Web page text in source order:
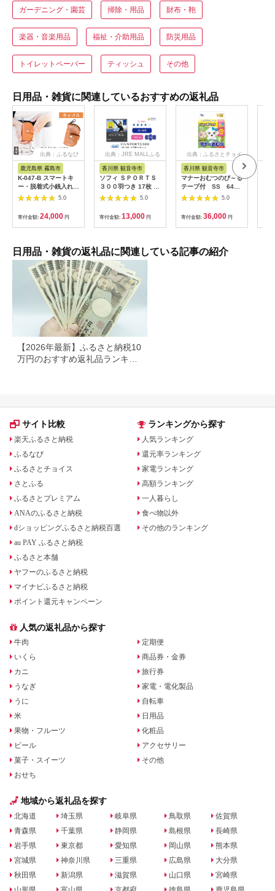
ガーデニング・園芸 掃除・用品 財布・鞄
楽器・音楽用品 福祉・介助用品 防災用品
トイレットペーパー ティッシュ その他
日用品・雑貨に関連しているおすすめの返礼品
出典：ふるなび
鹿児島県 霧島市
K-047-B スマートキ
ー・脱着式小銭入れ付
きキーケース＜キャメ
ル＞【m's】霧島市 革
革製品 牛革 本革 ヌメ
革 キーケース コイン
ケース 小銭入れ ハン
5.0
寄付金額: 24,000 円
出典：JRE MALLふる
さと納税
香川県 観音寺市
ソフィ ＳＰＯＲＴＳ
３００羽つき 17枚 ×8
日用品 生理用品 ナプ
キン ずれに強い スポ
ーツ用 ユニチャーム
5.0
寄付金額: 13,000 円
出典：ふるさとチョイ
香川県 観音寺市
マナーおむつのび～る
テープ付 SS 64枚
× 6袋
5.0
寄付金額: 36,000 円
日用品・雑貨の返礼品に関連している記事の紹介
【2026年最新】ふるさと納税10
万円のおすすめ返礼品ランキン
サイト比較
楽天ふるさと納税
ふるなび
ふるさとチョイス
さとふる
ふるさとプレミアム
ANAのふるさと納税
dショッピングふるさと納税百選
au PAY ふるさと納税
ふるさと本舗
ヤフーのふるさと納税
マイナビふるさと納税
ポイント還元キャンペーン
ランキングから探す
人気ランキング
還元率ランキング
家電ランキング
高額ランキング
一人暮らし
食べ物以外
その他のランキング
人気の返礼品から探す
牛肉
いくら
カニ
うなぎ
うに
米
果物・フルーツ
ビール
菓子・スイーツ
おせち
定期便
商品券・金券
旅行券
家電・電化製品
自転車
日用品
化粧品
アクセサリー
その他
地域から返礼品を探す
北海道
青森県
岩手県
宮城県
秋田県
埼玉県
千葉県
東京都
神奈川県
新潟県
岐阜県
静岡県
愛知県
三重県
滋賀県
鳥取県
島根県
岡山県
広島県
山口県
佐賀県
長崎県
熊本県
大分県
宮崎県